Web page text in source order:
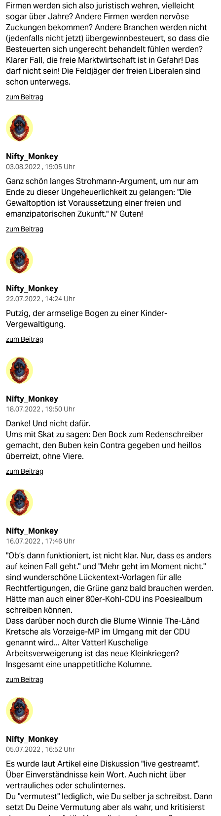
Firmen werden sich also juristisch wehren, vielleicht
sogar über Jahre? Andere Firmen werden nervöse
Zuckungen bekommen? Andere Branchen werden nicht
(jedenfalls nicht jetzt) übergewinnbesteuert, so dass die
Besteuerten sich ungerecht behandelt fühlen werden?
Klarer Fall, die freie Marktwirtschaft ist in Gefahr! Das
darf nicht sein! Die Feldjäger der freien Liberalen sind
schon unterwegs.
zum Beitrag
Nifty_Monkey
03.08.2022 , 19:05 Uhr
Ganz schön langes Strohmann-Argument, um nur am
Ende zu dieser Ungeheuerlichkeit zu gelangen: "Die
Gewaltoption ist Voraussetzung einer freien und
emanzipatorischen Zukunft." N' Guten!
zum Beitrag
Nifty_Monkey
22.07.2022 , 14:24 Uhr
Putzig, der armselige Bogen zu einer Kinder-
Vergewaltigung.
zum Beitrag
Nifty_Monkey
18.07.2022 , 19:50 Uhr
Danke! Und nicht dafür.
Ums mit Skat zu sagen: Den Bock zum Redenschreiber
gemacht, den Buben kein Contra gegeben und heillos
überreizt, ohne Viere.
zum Beitrag
Nifty_Monkey
16.07.2022 , 17:46 Uhr
"Ob’s dann funktioniert, ist nicht klar. Nur, dass es anders
auf keinen Fall geht." und "Mehr geht im Moment nicht."
sind wunderschöne Lückentext-Vorlagen für alle
Rechtfertigungen, die Grüne ganz bald brauchen werden.
Hätte man auch einer 80er-Kohl-CDU ins Poesiealbum
schreiben können.
Dass darüber noch durch die Blume Winnie The-Länd
Kretsche als Vorzeige-MP im Umgang mit der CDU
genannt wird... Alter Vatter! Kuschelige
Arbeitsverweigerung ist das neue Kleinkriegen?
Insgesamt eine unappetitliche Kolumne.
zum Beitrag
Nifty_Monkey
05.07.2022 , 16:52 Uhr
Es wurde laut Artikel eine Diskussion "live gestreamt".
Über Einverständnisse kein Wort. Auch nicht über
vertrauliches oder schulinternes.
Du "vermutest" lediglich, wie Du selber ja schreibst. Dann
setzt Du Deine Vermutung aber als wahr, und kritisierst